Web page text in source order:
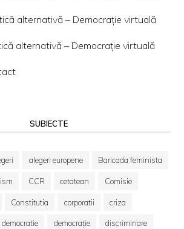
alternativă – Democraţie virtuală
alternativă – Democraţie virtuală
SUBIECTE
alegeri europene Baricada feminista
CCR cetatean Comisie
Constitutia corporatii criza
democratie democrație discriminare